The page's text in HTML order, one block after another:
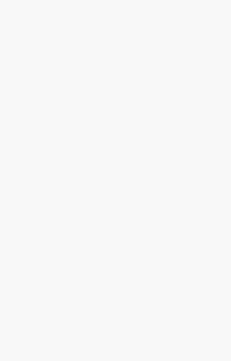
ترین مدعی دروغین حقوق بشر